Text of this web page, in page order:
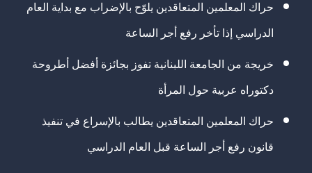
حراك المعلمين المتعاقدين يلوّح بالإضراب مع بداية العام
الدراسي إذا تأخر رفع أجر الساعة
خريجة من الجامعة اللبنانية تفوز بجائزة أفضل أطروحة
دكتوراه عربية حول المرأة
حراك المعلمين المتعاقدين يطالب بالإسراع في تنفيذ
قانون رفع أجر الساعة قبل العام الدراسي